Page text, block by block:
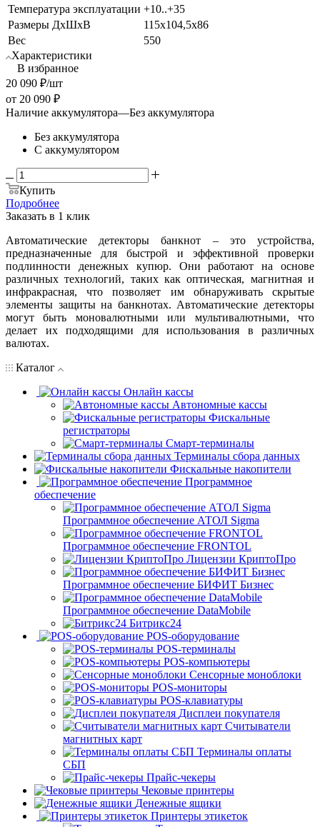
Температура эксплуатации +10..+35
Размеры ДхШхВ
115x104,5x86
Вес
550
Характеристики
В избранное
20 090 ₽/шт
от 20 090 ₽
Наличие аккумулятора—Без аккумулятора
Без аккумулятора
С аккумулятором
Купить
Подробнее
Заказать в 1 клик
Автоматические детекторы банкнот – это устройства,
предназначенные для быстрой и эффективной проверки
подлинности денежных купюр. Они работают на основе
различных технологий, таких как оптическая, магнитная и
инфракрасная, что позволяет им обнаруживать скрытые
элементы защиты на банкнотах. Автоматические детекторы
могут быть моновалютными или мультивалютными, что
делает их подходящими для использования в различных
валютах.
Каталог
Онлайн кассы
Автономные кассы
Фискальные
регистраторы
Смарт-терминалы
Терминалы сбора данных
Фискальные накопители
Программное
обеспечение
Программное обеспечение АТОЛ Sigma
Программное обеспечение FRONTOL
Лицензии КриптоПро
Программное обеспечение БИФИТ Бизнес
Программное обеспечение DataMobile
Битрикс24
POS-оборудование
POS-терминалы
POS-компьютеры
Сенсорные моноблоки
POS-мониторы
POS-клавиатуры
Дисплеи покупателя
Считыватели
магнитных карт
Терминалы оплаты
СБП
Прайс-чекеры
Чековые принтеры
Денежные ящики
Принтеры этикеток